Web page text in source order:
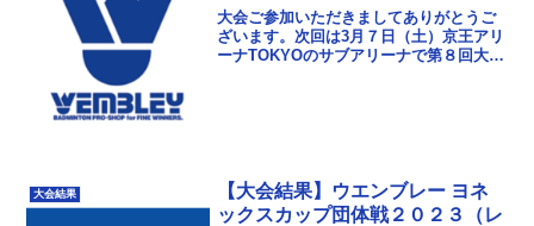
大会ご参加いただきましてありがとうご
ざいます。次回は3月７日（土）京王アリ
ーナTOKYOのサブアリーナで第８回大会
大会結果
【大会結果】ウエンブレー ヨネ
ックスカップ団体戦２０２３（レ